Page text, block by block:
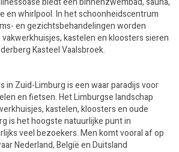
en whirlpool. In het schoonheidscentrum
en gezichtsbehandelingen worden
kastelen en kloosters sieren
Kasteel Vaalsbroek.
in Zuid-Limburg is een waar paradijs voor
en fietsen. Het Limburgse landschap
kastelen, kloosters en oude
is het hoogste natuurlijke punt in
veel bezoekers. Men komt vooral af op
Nederland, België en Duitsland